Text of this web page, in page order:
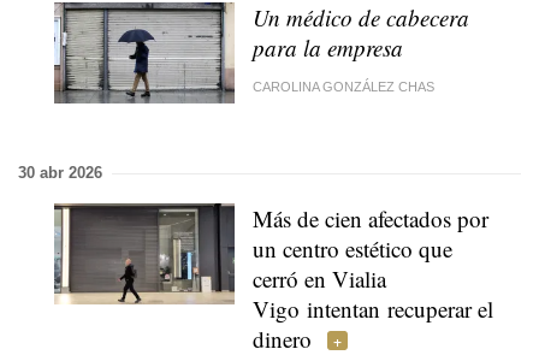
Un médico de cabecera
para la empresa
CAROLINA GONZÁLEZ CHAS
30 abr 2026
Más de cien afectados por
un centro estético que
cerró en Vialia
Vigo intentan recuperar el
dinero